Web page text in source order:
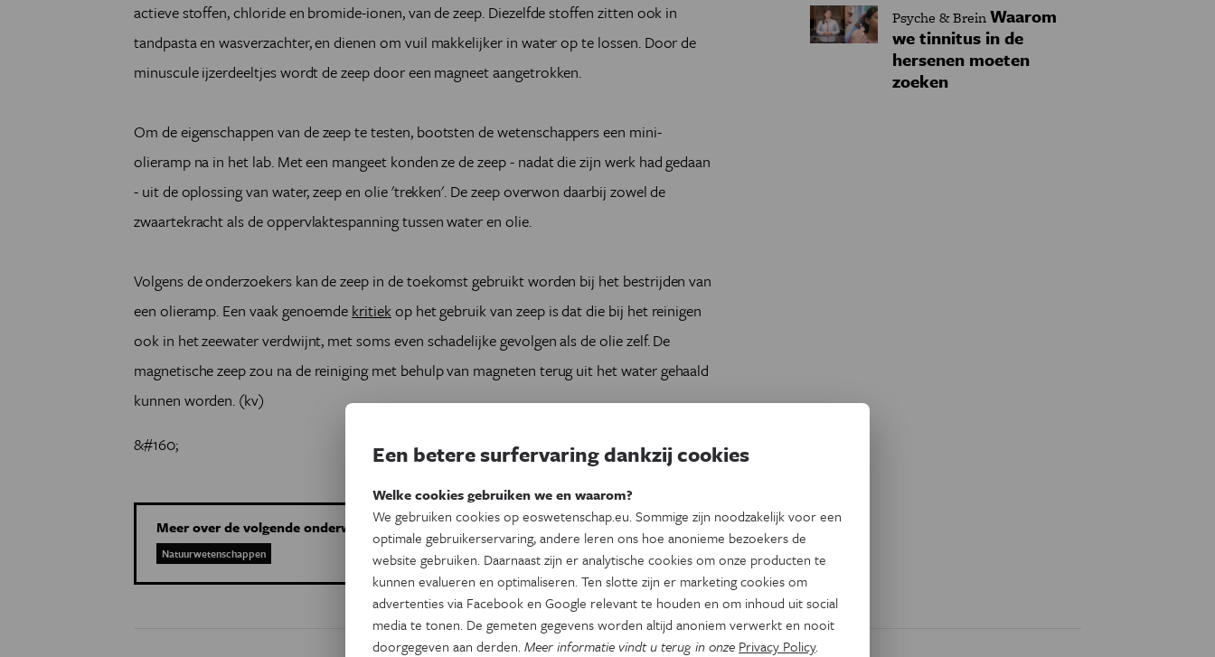
actieve stoffen, chloride en bromide-ionen, van de zeep. Diezelfde stoffen zitten ook in
tandpasta en wasverzachter, en dienen om vuil makkelijker in water op te lossen. Door de
minuscule ijzerdeeltjes wordt de zeep door een magneet aangetrokken.
Om de eigenschappen van de zeep te testen, bootsten de wetenschappers een mini-
olieramp na in het lab. Met een mangeet konden ze de zeep - nadat die zijn werk had gedaan
- uit de oplossing van water, zeep en olie 'trekken'. De zeep overwon daarbij zowel de
zwaartekracht als de oppervlaktespanning tussen water en olie.
Volgens de onderzoekers kan de zeep in de toekomst gebruikt worden bij het bestrijden van
een olieramp. Een vaak genoemde kritiekop het gebruik van zeep is dat die bij het reinigen
ook in het zeewater verdwijnt, met soms even schadelijke gevolgen als de olie zelf. De
magnetische zeep zou na de reiniging met behulp van magneten terug uit het water gehaald
kunnen worden. (kv)
&#160;
Meer over de volgende onderwerpen:
Natuurwetenschappen
Psyche & BreinWaarom
we tinnitus in de
hersenen moeten
zoeken
Een betere surfervaring dankzij cookies
Welke cookies gebruiken we en waarom?
We gebruiken cookies op eoswetenschap.eu. Sommige zijn noodzakelijk voor een
optimale gebruikerservaring, andere leren ons hoe anonieme bezoekers de
website gebruiken. Daarnaast zijn er analytische cookies om onze producten te
kunnen evalueren en optimaliseren. Ten slotte zijn er marketing cookies om
advertenties via Facebook en Google relevant te houden en om inhoud uit social
media te tonen. De gemeten gegevens worden altijd anoniem verwerkt en nooit
doorgegeven aan derden.Meer informatie vindt u terug in onze Privacy Policy.